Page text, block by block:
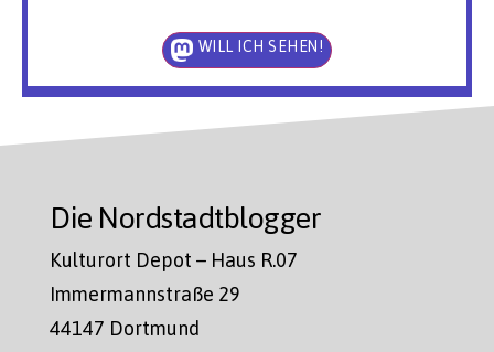
WILL ICH SEHEN!
Die Nordstadtblogger
Kulturort Depot – Haus R.07
Immermannstraße 29
44147 Dortmund